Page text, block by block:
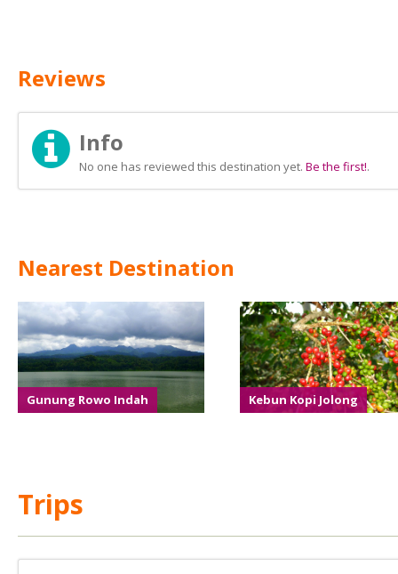
Reviews
Info
No one has reviewed this destination yet. Be the first!.
Nearest Destination
Gunung Rowo Indah Kebun Kopi Jolong
Trips